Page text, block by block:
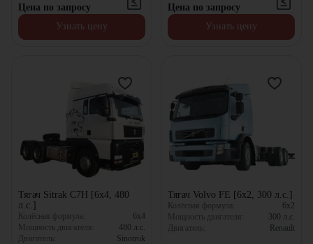
Цена по запросу
Узнать цену
Цена по запросу
Узнать цену
Тягач Sitrak C7H [6x4, 480
л.с.]
Колёсная формула:
6x4
Мощность двигателя:
480 л.с.
Двигатель:
Sinotruk
Тягач Volvo FE [6x2, 300 л.с.]
Колёсная формула:
6x2
Мощность двигателя:
300 л.с.
Двигатель:
Renault